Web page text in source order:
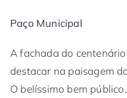
Paço Municipal
A fachada do
destacar na paisagem
O belíssimo bem